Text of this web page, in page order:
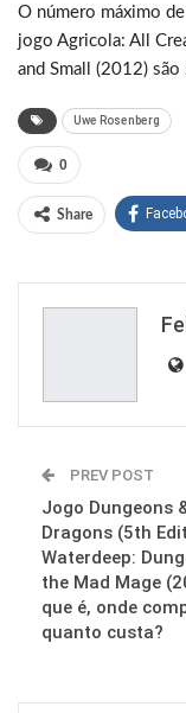
O número máximo
jogo Agricola: All
and Small (2012)
Uwe Rosenberg
0
Share
Email
PREV POST
Jogo Dungeons
Dragons (5th
Waterdeep:
the Mad Mage
que é, onde
quanto custa?